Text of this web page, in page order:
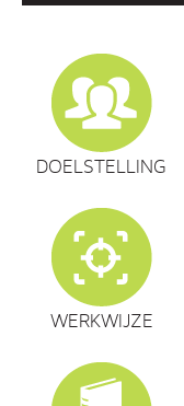
DOELSTELLING
WERKWIJZE